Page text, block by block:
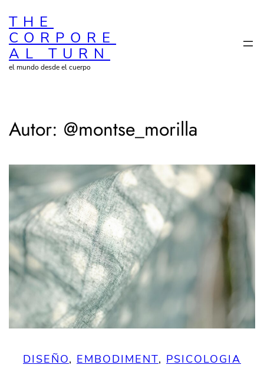
al
contenido
THE
CORPORE
AL TURN
el mundo desde el cuerpo
Autor: @montse_morilla
DISEÑO, EMBODIMENT, PSICOLOGIA